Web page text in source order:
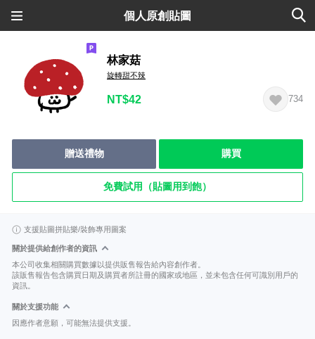
個人原創貼圖
林家菇
旋轉甜不辣
NT$42 734
贈送禮物 購買
免費試用（貼圖用到飽）
支援貼圖拼貼樂/裝飾專用圖案
關於提供給創作者的資訊
本公司收集相關購買數據以提供販售報告給內容創作者。
該販售報告包含購買日期及購買者所註冊的國家或地區，並未包含任何可識別用戶的
資訊。
關於支援功能
因應作者意願，可能無法提供支援。